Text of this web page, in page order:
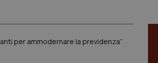
per ammodernare la previdenza”